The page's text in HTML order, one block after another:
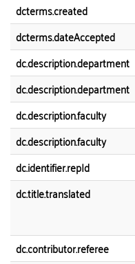
dcterms.created
dcterms.dateAccepted
dc.description.department
dc.description.department
dc.description.faculty
dc.description.faculty
dc.identifier.repId
dc.title.translated
dc.contributor.referee